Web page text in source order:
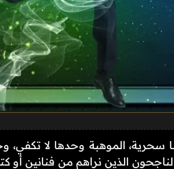
سحرية، الموهبة وحدها لا تكفي،
الذين نراهم من فنانين أو